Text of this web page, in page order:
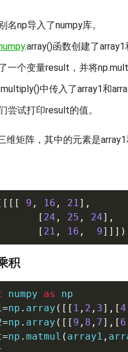
名np导入了numpy库。
.array()函数创建了
一个变量result，并将
中传入了array1和
尝试打印result的值。
维矩阵，其中的元素是
[ [ [ 9 , 16 , 21] ,
[ 24 , 25 , 24] ,
[ 21 , 16 , 9] ] ] )
积
numpy as np
=np . array ( [ [ 1 , 2 , 3] , [4
=np . array ( [ [ 9 , 8 , 7] , [ 6
=np . matmul ( array1 ,